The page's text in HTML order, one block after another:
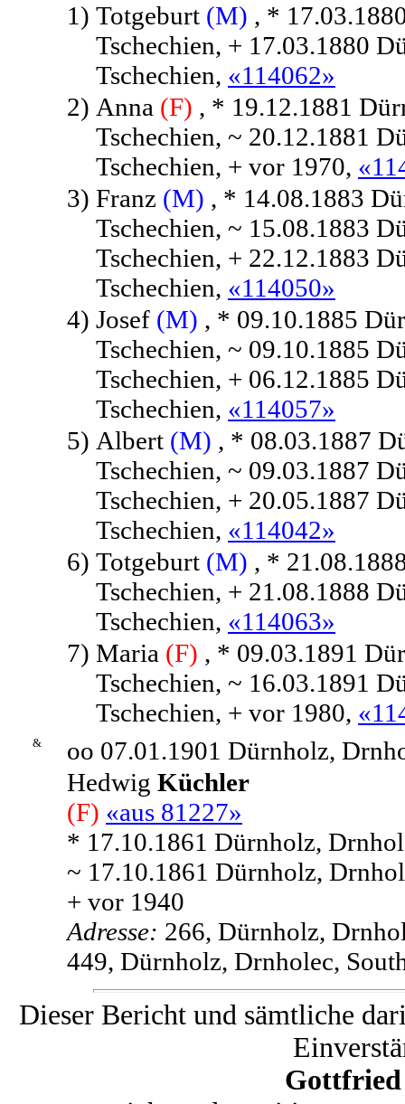
1) Totgeburt (M) , *
Tschechien, + 17.03.1880
Tschechien, «114062»
2) Anna (F) , * 19.12.1881
Tschechien, ~ 20.12.1881
Tschechien, + vor 1970,
3) Franz (M) , * 14.08.1883
Tschechien, ~ 15.08.1883
Tschechien, + 22.12.1883
Tschechien, «114050»
4) Josef (M) , * 09.10.1885
Tschechien, ~ 09.10.1885
Tschechien, + 06.12.1885
Tschechien, «114057»
5) Albert (M) , * 08.03.1887
Tschechien, ~ 09.03.1887
Tschechien, + 20.05.1887
Tschechien, «114042»
6) Totgeburt (M) , *
Tschechien, + 21.08.1888
Tschechien, «114063»
7) Maria (F) , * 09.03.1891
Tschechien, ~ 16.03.1891
Tschechien, + vor 1980,
&
oo 07.01.1901 Dürnholz,
Hedwig Küchler
(F) «aus 81227»
* 17.10.1861 Dürnholz,
~ 17.10.1861 Dürnholz,
+ vor 1940
Adresse: 266, Dürnholz,
449, Dürnholz, Drnholec,
Dieser Bericht und sämtliche
Gottfried